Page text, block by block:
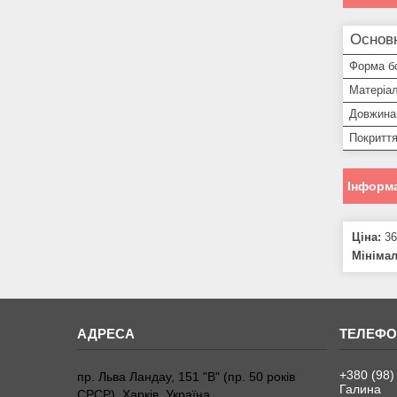
Форма
Покриття
Ціна:
пр. Льва Ландау, 151 "В" (пр. 50 років
+380 (98)
Галина